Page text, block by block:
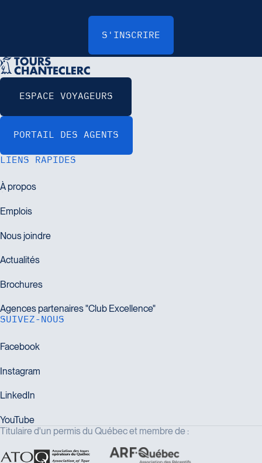
LIENS RAPIDES
SUIVEZ-NOUS
Titulaire d'un permis du Québec et membre de :